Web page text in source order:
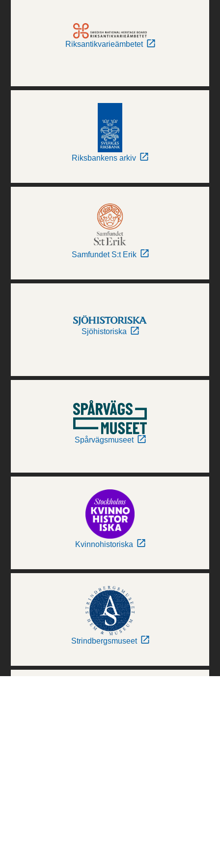
Riksantikvarieämbetet
Riksbankens arkiv
Samfundet S:t Erik
Sjöhistoriska
Spårvägsmuseet
Kvinnohistoriska
Strindbergsmuseet